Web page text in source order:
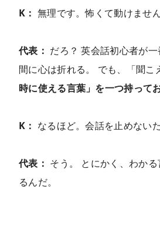
K： 無理です。怖くて動けません
代表： だろ？ 英会話初心者が
間に心は折れる。 でも、「聞
時に使える言葉」を一つ持って
K： なるほど。会話を止めない
代表： そう。 とにかく、わかる
るんだ。